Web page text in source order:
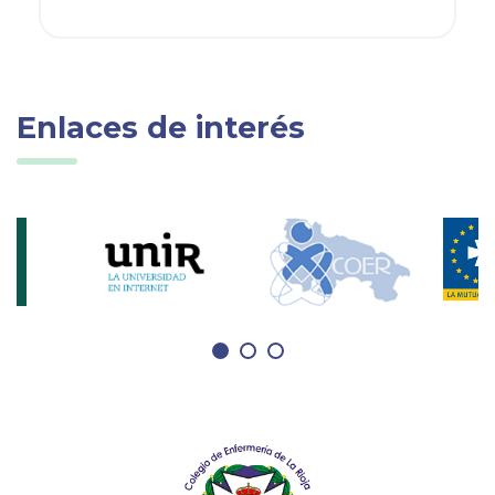
el Ministerio de Igualdad.
Enlaces de interés